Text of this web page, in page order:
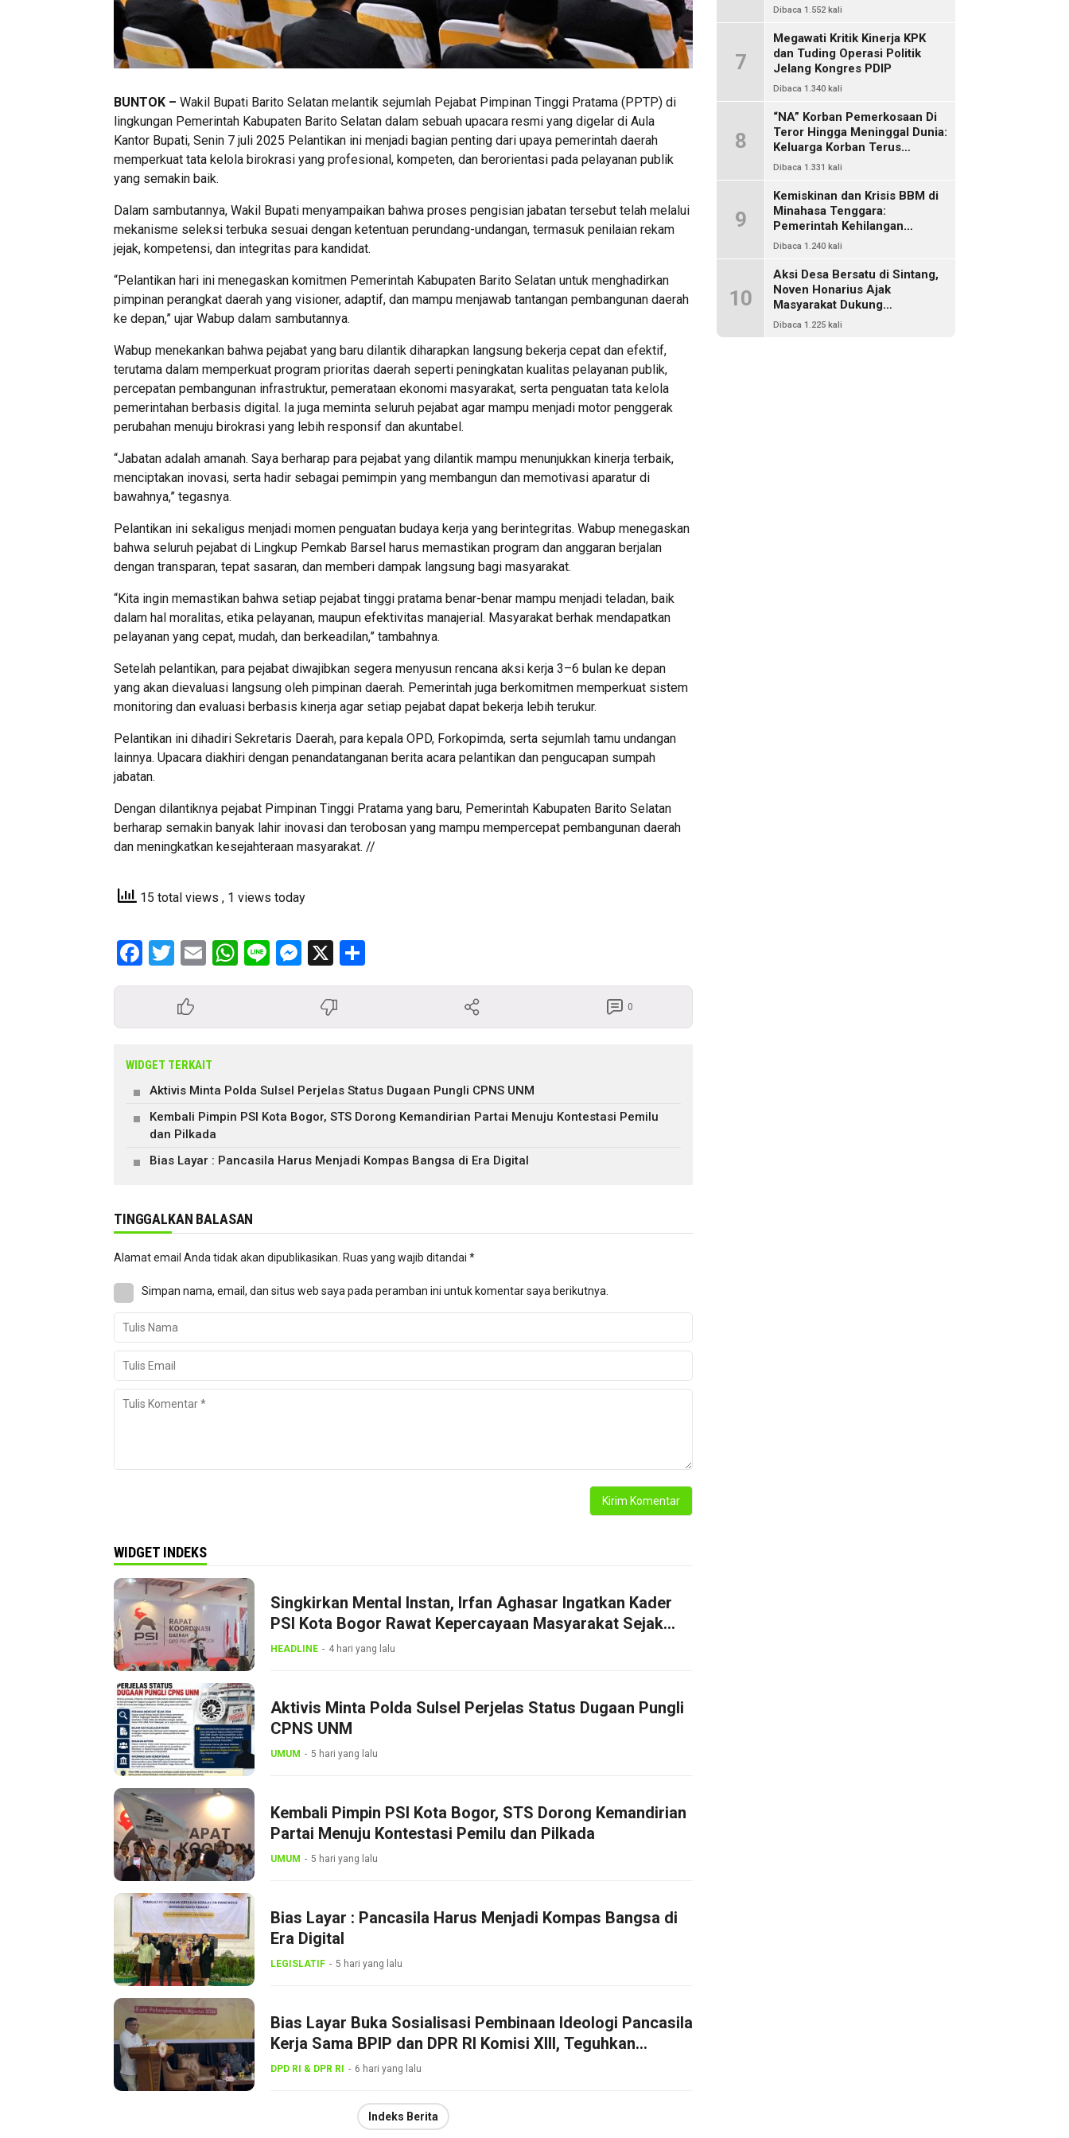
BUNTOK – Wakil Bupati Barito Selatan melantik sejumlah Pejabat Pimpinan Tinggi Pratama (PPTP) di
lingkungan Pemerintah Kabupaten Barito Selatan dalam sebuah upacara resmi yang digelar di Aula
Kantor Bupati, Senin 7 juli 2025 Pelantikan ini menjadi bagian penting dari upaya pemerintah daerah
memperkuat tata kelola birokrasi yang profesional, kompeten, dan berorientasi pada pelayanan publik
yang semakin baik.
Dalam sambutannya, Wakil Bupati menyampaikan bahwa proses pengisian jabatan tersebut telah melalui
mekanisme seleksi terbuka sesuai dengan ketentuan perundang-undangan, termasuk penilaian rekam
jejak, kompetensi, dan integritas para kandidat.
“Pelantikan hari ini menegaskan komitmen Pemerintah Kabupaten Barito Selatan untuk menghadirkan
pimpinan perangkat daerah yang visioner, adaptif, dan mampu menjawab tantangan pembangunan daerah
ke depan,” ujar Wabup dalam sambutannya.
Wabup menekankan bahwa pejabat yang baru dilantik diharapkan langsung bekerja cepat dan efektif,
terutama dalam memperkuat program prioritas daerah seperti peningkatan kualitas pelayanan publik,
percepatan pembangunan infrastruktur, pemerataan ekonomi masyarakat, serta penguatan tata kelola
pemerintahan berbasis digital. Ia juga meminta seluruh pejabat agar mampu menjadi motor penggerak
perubahan menuju birokrasi yang lebih responsif dan akuntabel.
“Jabatan adalah amanah. Saya berharap para pejabat yang dilantik mampu menunjukkan kinerja terbaik,
menciptakan inovasi, serta hadir sebagai pemimpin yang membangun dan memotivasi aparatur di
bawahnya,” tegasnya.
Pelantikan ini sekaligus menjadi momen penguatan budaya kerja yang berintegritas. Wabup menegaskan
bahwa seluruh pejabat di Lingkup Pemkab Barsel harus memastikan program dan anggaran berjalan
dengan transparan, tepat sasaran, dan memberi dampak langsung bagi masyarakat.
“Kita ingin memastikan bahwa setiap pejabat tinggi pratama benar-benar mampu menjadi teladan, baik
dalam hal moralitas, etika pelayanan, maupun efektivitas manajerial. Masyarakat berhak mendapatkan
pelayanan yang cepat, mudah, dan berkeadilan,” tambahnya.
Setelah pelantikan, para pejabat diwajibkan segera menyusun rencana aksi kerja 3–6 bulan ke depan
yang akan dievaluasi langsung oleh pimpinan daerah. Pemerintah juga berkomitmen memperkuat sistem
monitoring dan evaluasi berbasis kinerja agar setiap pejabat dapat bekerja lebih terukur.
Pelantikan ini dihadiri Sekretaris Daerah, para kepala OPD, Forkopimda, serta sejumlah tamu undangan
lainnya. Upacara diakhiri dengan penandatanganan berita acara pelantikan dan pengucapan sumpah
jabatan.
Dengan dilantiknya pejabat Pimpinan Tinggi Pratama yang baru, Pemerintah Kabupaten Barito Selatan
berharap semakin banyak lahir inovasi dan terobosan yang mampu mempercepat pembangunan daerah
dan meningkatkan kesejahteraan masyarakat. //
15 total views , 1 views today
Facebook
Twitter
EmailWhatsApp
LineMessenger
X
0
WIDGET TERKAIT
Aktivis Minta Polda Sulsel Perjelas Status Dugaan Pungli CPNS UNM
Kembali Pimpin PSI Kota Bogor, STS Dorong Kemandirian Partai Menuju Kontestasi Pemilu
dan Pilkada
Bias Layar : Pancasila Harus Menjadi Kompas Bangsa di Era Digital
TINGGALKAN BALASAN
Alamat email Anda tidak akan dipublikasikan. Ruas yang wajib ditandai *
Simpan nama, email, dan situs web saya pada peramban ini untuk komentar saya berikutnya.
WIDGET INDEKS
Singkirkan Mental Instan, Irfan Aghasar Ingatkan Kader
PSI Kota Bogor Rawat Kepercayaan Masyarakat Sejak
Dini
HEADLINE 4 hari yang lalu
Aktivis Minta Polda Sulsel Perjelas Status Dugaan Pungli
CPNS UNM
UMUM 5 hari yang lalu
Kembali Pimpin PSI Kota Bogor, STS Dorong Kemandirian
Partai Menuju Kontestasi Pemilu dan Pilkada
UMUM 5 hari yang lalu
Bias Layar : Pancasila Harus Menjadi Kompas Bangsa di
Era Digital
LEGISLATIF 5 hari yang lalu
Bias Layar Buka Sosialisasi Pembinaan Ideologi Pancasila
Kerja Sama BPIP dan DPR RI Komisi XIII, Teguhkan
Gerakan Kebajikan Pancasila di Tengah Masyarakat
DPD RI & DPR RI 6 hari yang lalu
Indeks Berita
Dikriminalisasi
Dibaca 1.552 kali
7
Megawati Kritik Kinerja KPK
dan Tuding Operasi Politik
Jelang Kongres PDIP
Dibaca 1.340 kali
8
“NA” Korban Pemerkosaan Di
Teror Hingga Meninggal Dunia:
Keluarga Korban Terus
Mencari Keadilan, Dimanakah
Dibaca 1.331 kali
9
Kemiskinan dan Krisis BBM di
Minahasa Tenggara:
Pemerintah Kehilangan
Kendali, DPRD Absen Dalam
Dibaca 1.240 kali
10
Aksi Desa Bersatu di Sintang,
Noven Honarius Ajak
Masyarakat Dukung
Pembebasan Kades Empanak
Dibaca 1.225 kali